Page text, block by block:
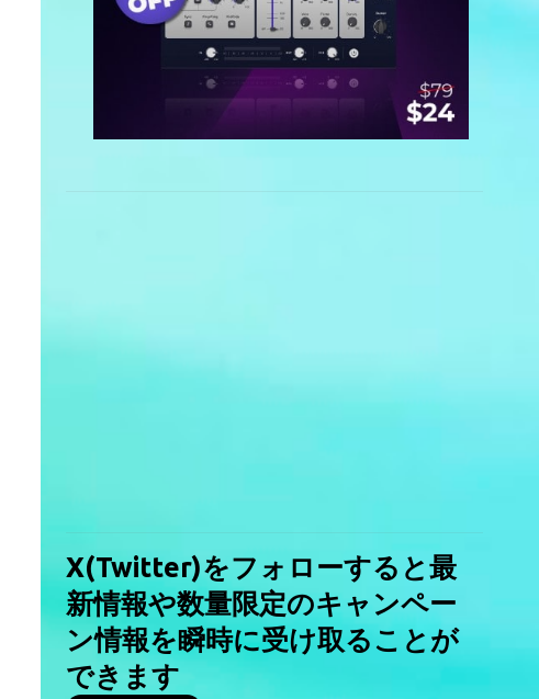
X(Twitter)をフォローすると最
新情報や数量限定のキャンペー
ン情報を瞬時に受け取ることが
できます